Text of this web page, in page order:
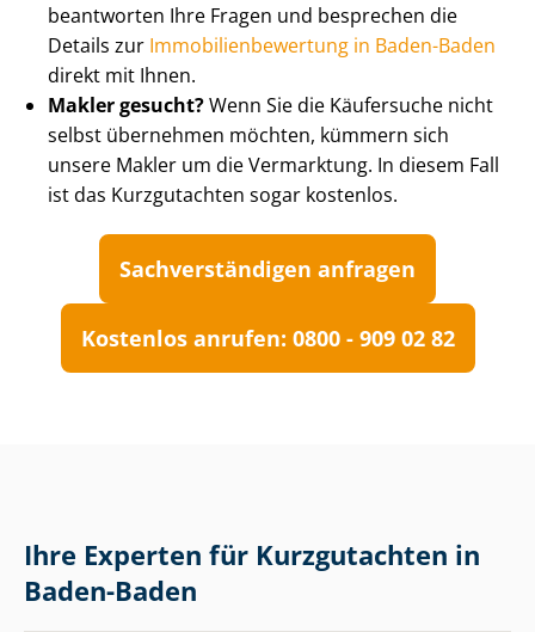
beantworten Ihre Fragen und besprechen die
Details zur Im­mo­bi­li­en­be­wer­tung in Baden-Baden
direkt mit Ihnen.
Makler gesucht?Wenn Sie die Käufersuche nicht
selbst übernehmen möchten, kümmern sich
unsere Makler um die Vermarktung. In diesem Fall
ist das Kurzgutachten sogar kostenlos.
Sach­ver­stän­di­gen anfragen
Kostenlos anrufen: 0800 - 909 02 82
Ihre Experten für Kurzgutachten in
Baden-Baden